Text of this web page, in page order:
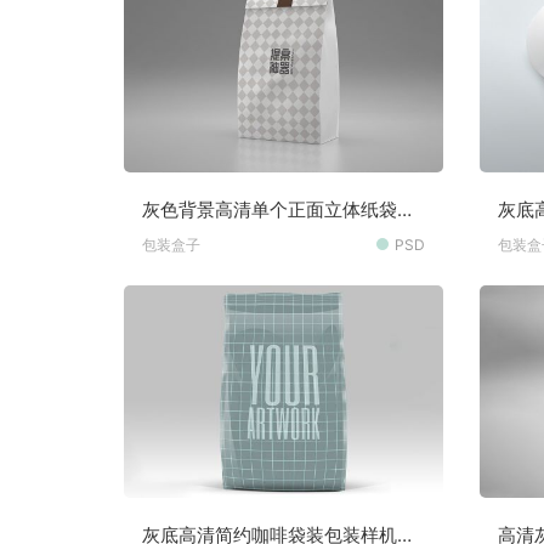
灰色背景高清单个正面立体纸袋包
装样机素材
包装盒子 PSD
灰底
换素
包装盒
灰底高清简约咖啡袋装包装样机素 高清